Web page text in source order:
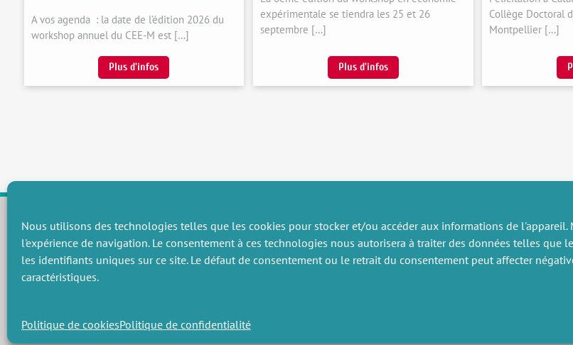
Nous utilisons des technologies telles que les cookies pour stocker et/ou accéder aux informations de l'appareil.
l'expérience de navigation. Le consentement à ces technologies nous autorisera à traiter des données telles que
les identifiants uniques sur ce site. Le défaut de consentement ou le retrait du consentement peut affecter
caractéristiques.
Politique de cookiesPolitique de confidentialité
A vos agenda : la date de l’édition 2026 du
workshop annuel du CEE-M est […]
Plus d'infos
expérimentale se tiendra les 25 et 26
septembre […]
Plus d'infos
Collège Doctoral
Montpellier […]
CHAMPS THÉMATIQUES
Préservation des ressources naturelles et de la biodiversité
Vers une gouvernance environnementale efficace et équitable
RECHERCHE DIVERS